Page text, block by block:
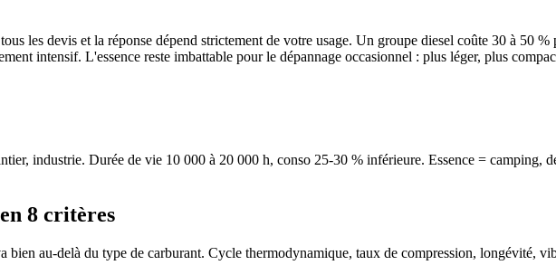
les devis et la réponse dépend strictement de votre usage. Un groupe diesel coûte 30 à 50
intensif. L'essence reste imbattable pour le dépannage occasionnel : plus léger, plus
industrie. Durée de vie 10 000 à 20 000 h, conso 25-30 % inférieure. Essence = camping,
8 critères
bien au-delà du type de carburant. Cycle thermodynamique, taux de compression, longévité,